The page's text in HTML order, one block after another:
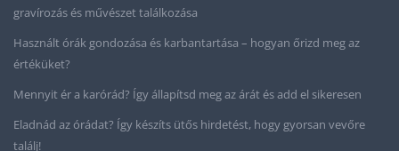
gravírozás és művészet találkozása
Használt órák gondozása és karbantartása – hogyan őrizd meg az
értéküket?
Mennyit ér a karórád? Így állapítsd meg az árát és add el sikeresen
Eladnád az órádat? Így készíts ütős hirdetést, hogy gyorsan vevőre
találj!